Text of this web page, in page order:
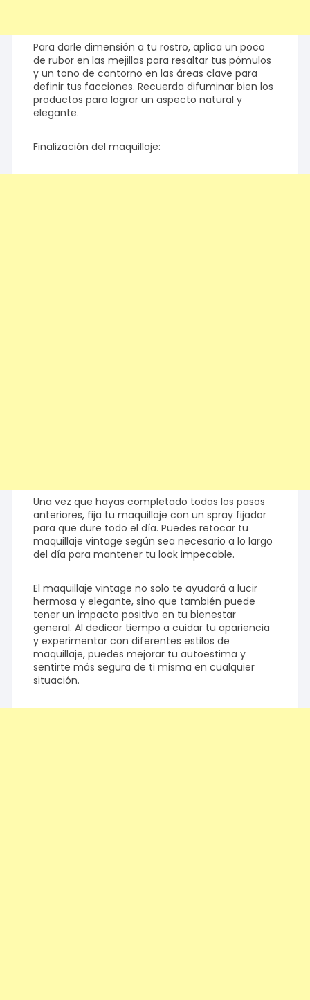
Para darle dimensión a tu rostro, aplica un poco
de rubor en las mejillas para resaltar tus pómulos
y un tono de contorno en las áreas clave para
definir tus facciones. Recuerda difuminar bien los
productos para lograr un aspecto natural y
elegante.
Finalización del maquillaje:
Una vez que hayas completado todos los pasos
anteriores, fija tu maquillaje con un spray fijador
para que dure todo el día. Puedes retocar tu
maquillaje vintage según sea necesario a lo largo
del día para mantener tu look impecable.
El maquillaje vintage no solo te ayudará a lucir
hermosa y elegante, sino que también puede
tener un impacto positivo en tu bienestar
general. Al dedicar tiempo a cuidar tu apariencia
y experimentar con diferentes estilos de
maquillaje, puedes mejorar tu autoestima y
sentirte más segura de ti misma en cualquier
situación.